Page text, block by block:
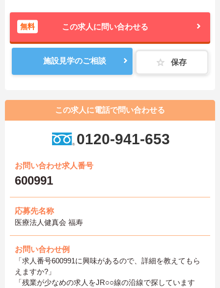
無料 この求人に問い合わせる
施設見学のご相談 保存
この求人に電話で問い合わせる
0120-941-653
お問い合わせ求人番号
600991
応募先名称
医療法人健真会 福寿
お問い合わせ例
「求人番号600991に興味があるので、詳細を教えてもら
えますか?」
「残業が少なめの求人をJR○○線の沿線で探しています